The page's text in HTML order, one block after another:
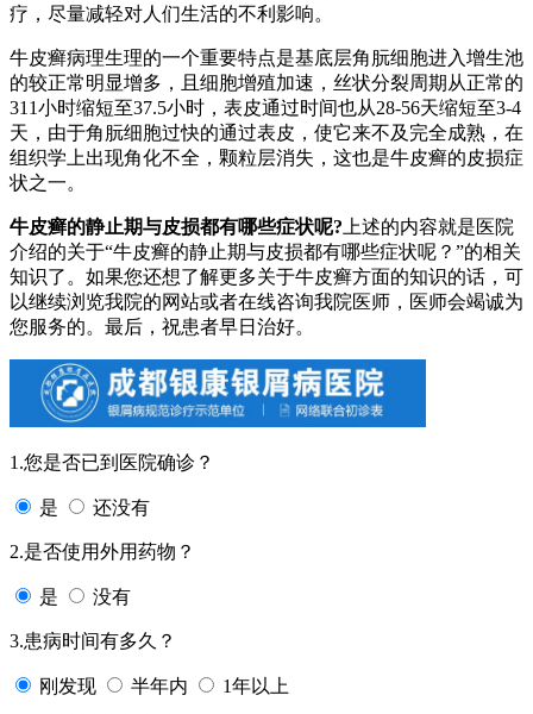
疗，尽量减轻对人们生活的不利影响。
牛皮癣病理生理的一个重要特点是基底层角朊细胞进入增生池
的较正常明显增多，且细胞增殖加速，丝状分裂周期从正常的
311小时缩短至37.5小时，表皮通过时间也从28-56天缩短至3-4
天，由于角朊细胞过快的通过表皮，使它来不及完全成熟，在
组织学上出现角化不全，颗粒层消失，这也是牛皮癣的皮损症
状之一。
牛皮癣的静止期与皮损都有哪些症状呢? 上述的内容就是医院
介绍的关于“牛皮癣的静止期与皮损都有哪些症状呢？”的相关
知识了。如果您还想了解更多关于牛皮癣方面的知识的话，可
以继续浏览我院的网站或者在线咨询我院医师，医师会竭诚为
您服务的。最后，祝患者早日治好。
1.您是否已到医院确诊？
是 还没有
2.是否使用外用药物？
是 没有
3.患病时间有多久？
刚发现 半年内 1年以上